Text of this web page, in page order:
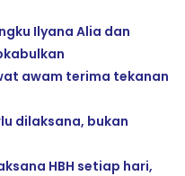
Ilyana Alia dan
awam terima tekanan
dilaksana, bukan
HBH setiap hari,